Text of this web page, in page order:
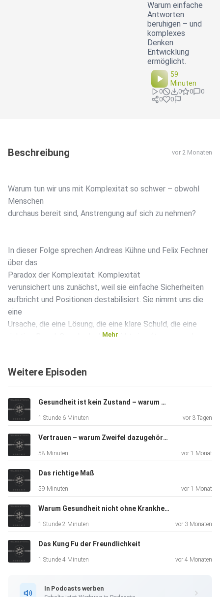
Warum einfache
Antworten
beruhigen – und
komplexes
Denken
Entwicklung
ermöglicht.
59
Minuten
0 0 0
0
0
0
Beschreibung vor 2 Monaten
Warum tun wir uns mit Komplexität so schwer – obwohl
Menschen
durchaus bereit sind, Anstrengung auf sich zu nehmen?
In dieser Folge sprechen Andreas Kühne und Felix Fechner
über das
Paradox der Komplexität: Komplexität
verunsichert uns zunächst, weil sie einfache Sicherheiten
aufbricht und Positionen destabilisiert. Sie nimmt uns die
eine
Ursache, die eine Lösung, die eine klare Schuld, die eine
richtige Regel. Gerade deshalb wirkt sie oft unangenehm.
Doch genau darin liegt auch ihre Kraft.
Denn wenn ein Problem nicht nur aus einer Ursache
entsteht,
sondern aus einem Geflecht von Bedingungen, dann gibt es
auch
Gesundheit,
Beziehung, Ernährung, Training, Lebensweise, emotionale
und Verantwortung erscheinen dann nicht mehr als
getrennte
eines
lebendigen Prozesses.
Die Folge zeigt, warum einfache Antworten zwar beruhigen,
Mehr
Weitere Episoden
Gesundheit ist kein Zustand – warum wir trotz richtiger Lebensweise krank werden können
1 Stunde 6 Minuten vor 3 Tagen
Vertrauen – warum Zweifel dazugehören
58 Minuten vor 1 Monat
Das richtige Maß
59 Minuten vor 1 Monat
Warum Gesundheit nicht ohne Krankheit funktioniert.
1 Stunde 2 Minuten vor 3 Monaten
Das Kung Fu der Freundlichkeit
1 Stunde 4 Minuten vor 4 Monaten
In Podcasts werben